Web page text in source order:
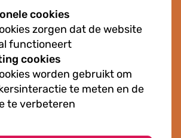
cookies
zorgen dat de website
functioneert
cookies
worden gebruikt om
te meten en de
te verbeteren